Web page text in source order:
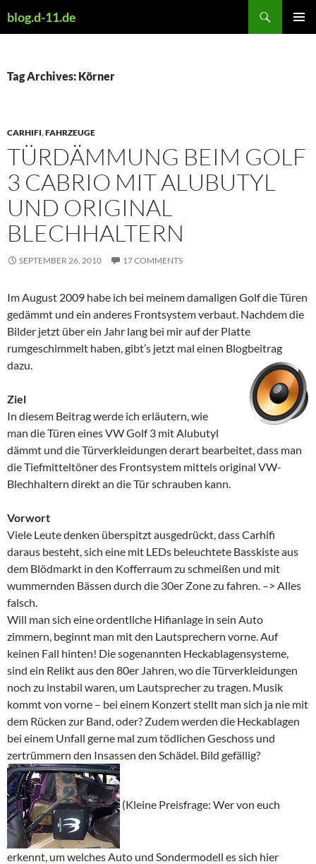
toblog.d-11.de
Tag Archives: Körner
CARHIFI,FAHRZEUGE
TÜRDÄMMUNG BEIM GOLF
3 CABRIO MIT ALUBUTYL
UND ORIGINAL
BLECHHALTERN
SEPTEMBER 26, 2010 17 COMMENTS
Im August 2009 habe ich bei meinem damaligen Golf die Türen
gedämmt und ein anderes Frontsystem verbaut. Nachdem die
Bilder jetzt über ein Jahr lang bei mir auf der Platte
rumgeschimmelt haben, gibt’s jetzt mal einen Blogbeitrag
dazu.
Ziel
In diesem Beitrag werde ich erläutern, wie
man die Türen eines VW Golf 3 mit Alubutyl
dämmt und die Türverkleidungen derart bearbeitet, dass man
die Tiefmitteltöner des Frontsystem mittels original VW-
Blechhaltern direkt an die Tür schrauben kann.
Vorwort
Viele Leute denken überspitzt ausgedrückt, dass Carhifi
daraus besteht, sich eine mit LEDs beleuchtete Basskiste aus
dem Blödmarkt in den Kofferraum zu schmeißen und mit
wummernden Bässen durch die 30er Zone zu fahren. –> Alles
falsch.
Will man sich eine ordentliche Hifianlage in sein Auto
zimmern, beginnt man mit den Lautsprechern vorne. Auf
keinen Fall hinten! Die sogenannten Heckablagensysteme,
sind ein Relikt aus den 80er Jahren, wo die Türverkleidungen
noch zu instabil waren, um Lautsprecher zu tragen. Musik
kommt von vorne – bei einem Konzert stellt man sich ja nie mit
dem Rücken zur Band, oder? Zudem werden die Heckablagen
bei einem Unfall gerne mal zum tödlichen Geschoss und
zertrümmern den Insassen den Schädel. Bild gefällig?
(Kleine Preisfrage: Wer von euch
erkennt, um welches Auto und Sondermodell es sich hier